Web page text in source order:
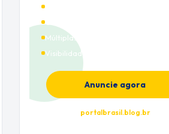
Múltiplas categorias
Visibilidade premium
Anuncie agora
portalbrasil.blog.br